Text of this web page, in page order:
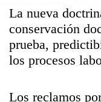
La nueva
conservación
prueba,
los procesos
Los reclamos